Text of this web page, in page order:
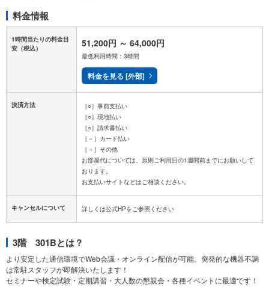
料金情報
1時間当たりの料金目
安 （税込） 51,200円 ～ 64,000円
最低利用時間：3時間
料金を見る [外部]
決済方法
［○］事前支払い
［○］現地払い
［○］請求書払い
［－］カード払い
［－］その他
お部屋代については、原則ご利用日の1週間前までにお願いして
おります。
キャンセルについて
3階 301Bとは？
より安定した通信環境でWeb会議・オンライン配信が可能。突発的な機器不調
は常駐スタッフが即解決いたします！
セミナーや検定試験・定期講習・大人数の懇親会・各種イベントに最適です！